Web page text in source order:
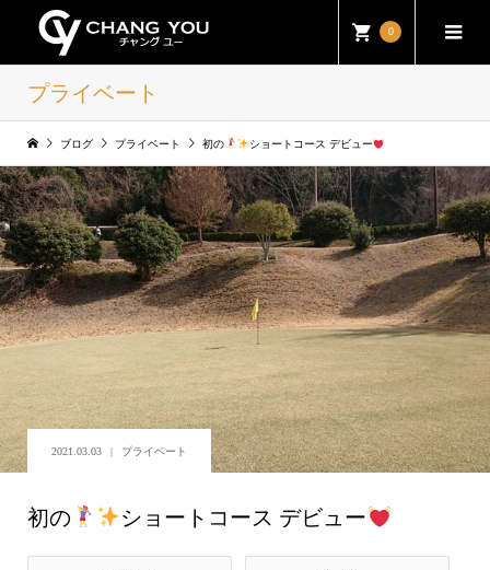
0
プライベート
ブログ プライベート 初の ショートコース デビュー
2021.03.03 プライベート
初の ショートコース デビュー